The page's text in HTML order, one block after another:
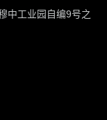
中工业园自编9号之